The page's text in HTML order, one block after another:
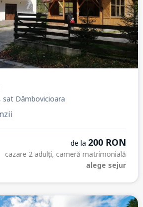
sat Dâmbovicioara
de la 200 RON
cazare 2 adulți, cameră matrimonială
alege sejur